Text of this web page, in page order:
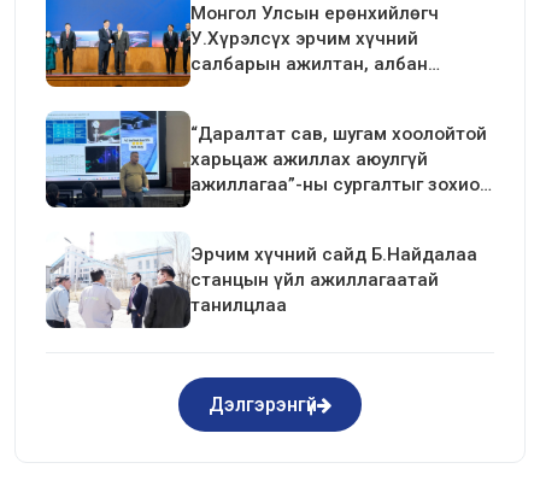
Монгол Улсын ерөнхийлөгч
У.Хүрэлсүх эрчим хүчний
салбарын ажилтан, албан
“Даралтат сав, шугам хоолойтой
харьцаж ажиллах аюулгүй
ажиллагаа”-ны сургалтыг зохион
Эрчим хүчний сайд Б.Найдалаа
станцын үйл ажиллагаатай
танилцлаа
Дэлгэрэнгүй